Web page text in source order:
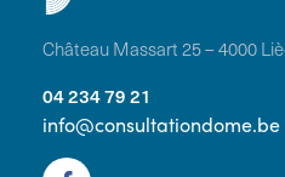
Château Massart 25 – 4000
04 234 79 21
info@consultationdome.be